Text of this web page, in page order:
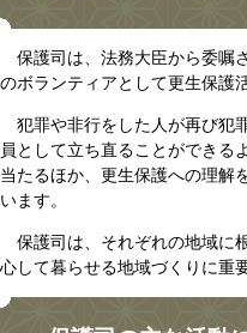
保護司は、法務大臣から委嘱
のボランティアとして更生保護
犯罪や非行をした人が再び犯
員として立ち直ることができる
当たるほか、更生保護への理解
います。
保護司は、それぞれの地域に
心して暮らせる地域づくりに重